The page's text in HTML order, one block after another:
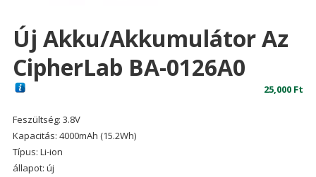
Új Akku/akkumulátor Az
CipherLab BA-0126A0
25,000 Ft
Feszültség: 3.8V
Kapacitás: 4000mAh (15.2Wh)
Típus: Li-ion
állapot: új